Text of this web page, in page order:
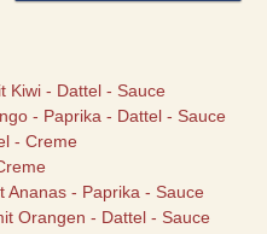
Kiwi - Dattel - Sauce
- Paprika - Dattel - Sauce
- Creme
Ananas - Paprika - Sauce
Orangen - Dattel - Sauce